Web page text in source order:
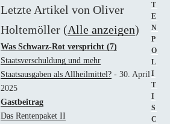
Letzte Artikel von Oliver
Holtemöller (Alle anzeigen)
Was Schwarz-Rot verspricht (7)
Staatsverschuldung und mehr
Staatsausgaben als Allheilmittel?- 30. April
2025
Gastbeitrag
Das Rentenpaket II
T
E
N
P
O
L
I
T
I
S
C